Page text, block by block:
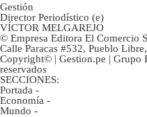
Gestión
Director Periodístico (e)
VÍCTOR MELGAREJO
© Empresa Editora El Comercio
Calle Paracas #532, Pueblo
Copyright© | Gestion.pe | Grupo
reservados
SECCIONES:
Portada -
Economía -
Mundo -